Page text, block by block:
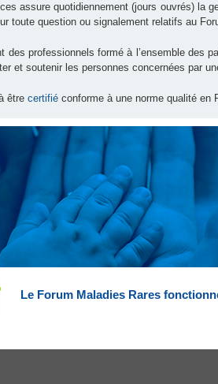
assure quotidiennement (jours ouvrés)
toute question ou signalement relatifs au
des professionnels formé à l’ensemble
et soutenir les personnes concernées par
être certifié conforme à une norme qualité en
Le Forum Maladies Rares